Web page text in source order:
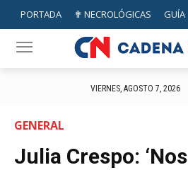
PORTADA ✟ NECROLÓGICAS GUÍA
VIERNES, AGOSTO 7, 2026
GENERAL
Julia Crespo: